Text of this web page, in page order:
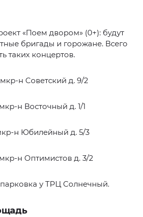
«Поем двором» (0+): будут
бригады и горожане. Всего
таких концертов.
н Советский д. 9/2
н Восточный д. 1/1
н Юбилейный д. 5/3
н Оптимистов д. 3/2
у ТРЦ Солнечный.